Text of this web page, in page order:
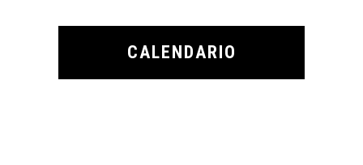
CALENDARIO